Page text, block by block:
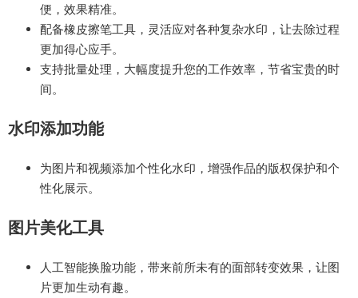
便，效果精准。
配备橡皮擦笔工具，灵活应对各种复杂水印，让去除过程
更加得心应手。
支持批量处理，大幅度提升您的工作效率，节省宝贵的时
间。
水印添加功能
为图片和视频添加个性化水印，增强作品的版权保护和个
性化展示。
图片美化工具
人工智能换脸功能，带来前所未有的面部转变效果，让图
片更加生动有趣。